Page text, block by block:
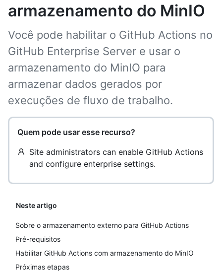
armazenamento do MinIO
Você pode habilitar o GitHub Actions no
GitHub Enterprise Server e usar o
armazenamento do MinIO para
armazenar dados gerados por
execuções de fluxo de trabalho.
Quem pode usar esse recurso?
Site administrators can enable GitHub Actions
and configure enterprise settings.
Neste artigo
Sobre o armazenamento externo para GitHub Actions
Pré-requisitos
Habilitar GitHub Actions com armazenamento do MinIO
Próximas etapas